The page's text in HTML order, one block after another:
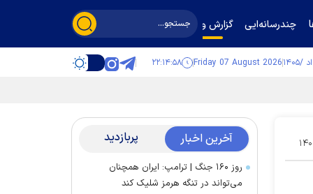
چندرسانه‌ایی گزارش و گفت‌وگو
Friday 07 August 2026 ۲۲:۱۴:۵۹
۲۹ آخرین اخبار پربازدید
روز ۱۶۰ جنگ | ترامپ: ایران همچنان
می‌تواند در تنگه هرمز شلیک کند